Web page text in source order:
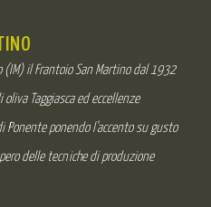
il Frantoio San Martino dal 1932
Taggiasca ed eccellenze
ponendo l’accento su gusto
delle tecniche di produzione